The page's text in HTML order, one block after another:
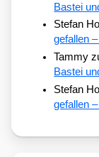
Bastei
Stefan
gefallen
Tammy
Bastei
Stefan
gefallen